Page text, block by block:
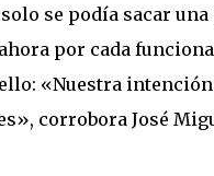
se podía sacar
por cada
«Nuestra intención
corrobora José